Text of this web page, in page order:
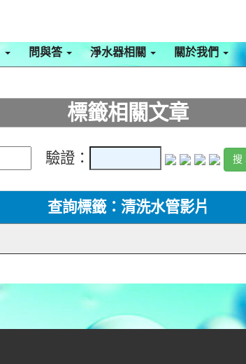
問與答 淨水器相關 關於我們
標籤相關文章
驗證：
查詢標籤：清洗水管影片